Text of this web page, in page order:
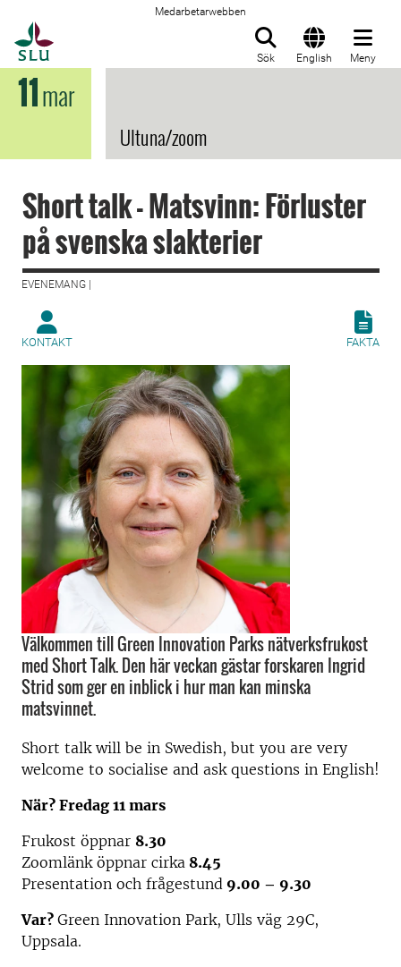
Medarbetarwebben
Sök English Meny
11mar
Ultuna/zoom
Short talk - Matsvinn: Förluster
på svenska slakterier
EVENEMANG |
KONTAKT FAKTA
Välkommen till Green Innovation Parks nätverksfrukost
med Short Talk. Den här veckan gästar forskaren Ingrid
Strid som ger en inblick i hur man kan minska
matsvinnet.
Short talk will be in Swedish, but you are very
welcome to socialise and ask questions in English!
När? Fredag 11 mars
Frukost öppnar 8.30
Zoomlänk öppnar cirka 8.45
Presentation och frågestund 9.00 – 9.30
Var? Green Innovation Park, Ulls väg 29C,
Uppsala.